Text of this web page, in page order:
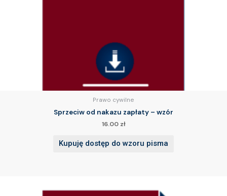
Prawo cywilne
Sprzeciw od nakazu zapłaty – wzór
16.00 zł
Kupuję dostęp do wzoru pisma